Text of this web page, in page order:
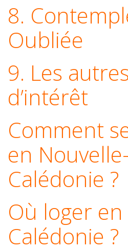
8.
Oubliée
9. Les
d’intérêt
Comment
en Nouvelle-
Calédonie ?
Où loger
Calédonie ?